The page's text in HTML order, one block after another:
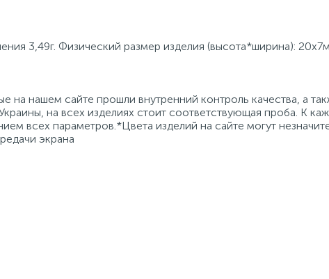
3,49г. Физический размер изделия (высота*ширина):
на нашем сайте прошли внутренний контроль качества, а
на всех изделиях стоит соответствующая проба. К
всех параметров.*Цвета изделий на сайте могут
экрана